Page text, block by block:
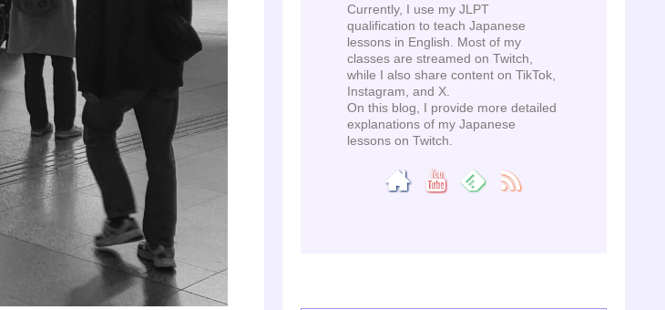
Currently, I use my JLPT
qualification to teach Japanese
lessons in English. Most of my
classes are streamed on Twitch,
while I also share content on TikTok,
Instagram, and X.
On this blog, I provide more detailed
explanations of my Japanese
lessons on Twitch.